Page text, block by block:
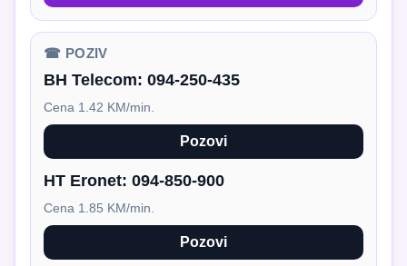
☎ POZIV
BH Telecom: 094-250-435
Cena 1.42 KM/min.
Pozovi
HT Eronet: 094-850-900
Cena 1.85 KM/min.
Pozovi